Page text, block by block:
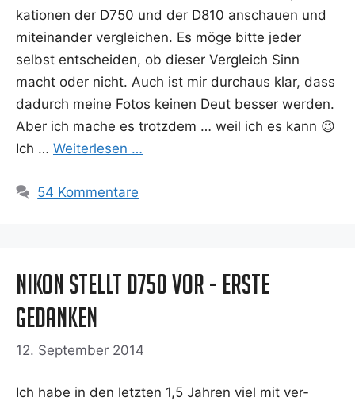
ka­tio­nen der D750 und der D810 anschau­en und
mit­ein­an­der ver­glei­chen. Es möge bit­te jeder
selbst ent­schei­den, ob die­ser Ver­gleich Sinn
macht oder nicht. Auch ist mir durch­aus klar, dass
dadurch mei­ne Fotos kei­nen Deut bes­ser wer­den.
Aber ich mache es trotz­dem … weil ich es kann 😉
Ich … Wei­ter­le­sen …
54 Kommentare
Nikon stellt D750 vor - erste
Gedanken
12. September 2014
Ich habe in den letz­ten 1,5 Jah­ren viel mit ver­